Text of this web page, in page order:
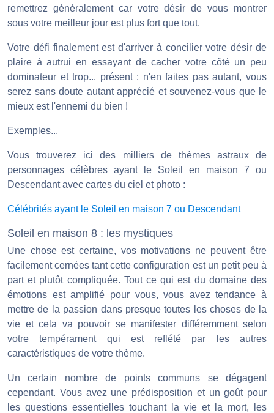
remettrez généralement car votre désir de vous montrer
sous votre meilleur jour est plus fort que tout.
Votre défi finalement est d'arriver à concilier votre désir de
plaire à autrui en essayant de cacher votre côté un peu
dominateur et trop... présent : n'en faites pas autant, vous
serez sans doute autant apprécié et souvenez-vous que le
mieux est l'ennemi du bien !
Exemples...
Vous trouverez ici des milliers de thèmes astraux de
personnages célèbres ayant le Soleil en maison 7 ou
Descendant avec cartes du ciel et photo :
Célébrités ayant le Soleil en maison 7 ou Descendant
Soleil en maison 8 : les mystiques
Une chose est certaine, vos motivations ne peuvent être
facilement cernées tant cette configuration est un petit peu à
part et plutôt compliquée. Tout ce qui est du domaine des
émotions est amplifié pour vous, vous avez tendance à
mettre de la passion dans presque toutes les choses de la
vie et cela va pouvoir se manifester différemment selon
votre tempérament qui est reflété par les autres
caractéristiques de votre thème.
Un certain nombre de points communs se dégagent
cependant. Vous avez une prédisposition et un goût pour
les questions essentielles touchant la vie et la mort, les